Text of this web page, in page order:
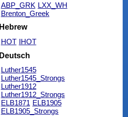
ABP_GRK LXX_WH
Brenton_Greek
Hebrew
HOT IHOT
Deutsch
Luther1545
Luther1545_Strongs
Luther1912
Luther1912_Strongs
ELB1871 ELB1905
ELB1905_Strongs